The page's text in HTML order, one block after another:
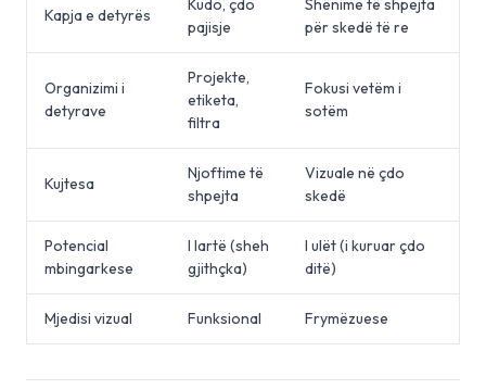
Kapja e detyrës
Kudo, çdo
pajisje
Shënime të shpejta
për skedë të re
Organizimi i
detyrave
Projekte,
etiketa,
filtra
Fokusi vetëm i
sotëm
Kujtesa
Njoftime të
shpejta
Vizuale në çdo
skedë
Potencial
mbingarkese
I lartë (sheh
gjithçka)
I ulët (i kuruar çdo
ditë)
Mjedisi vizual Funksional Frymëzuese